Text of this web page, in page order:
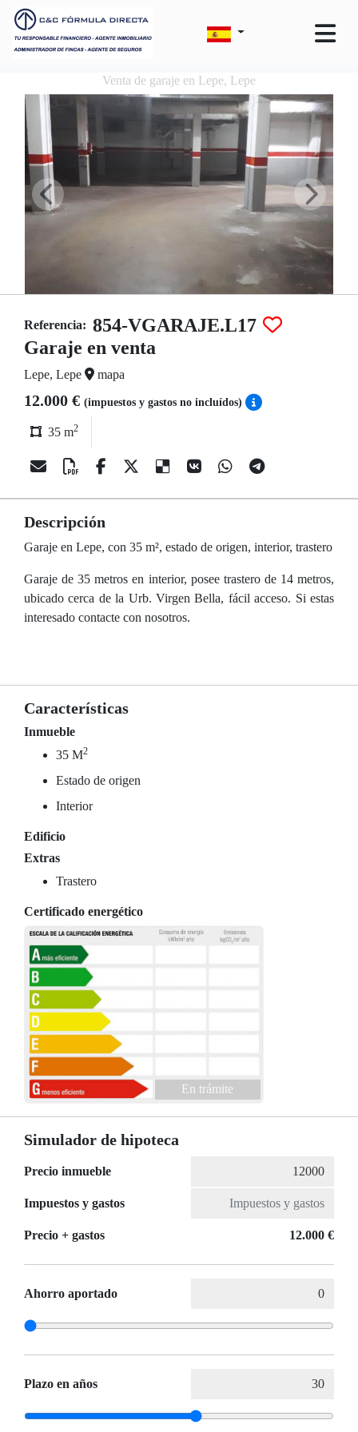
Venta de garaje en Lepe, Lepe
Referencia: 854-VGARAJE.L17
Garaje en venta
Lepe, Lepe mapa
12.000 € (impuestos y gastos no incluídos)
35 m2
Descripción
Garaje en Lepe, con 35 m², estado de origen, interior, trastero
Garaje de 35 metros en interior, posee trastero de 14 metros,
ubicado cerca de la Urb. Virgen Bella, fácil acceso. Si estas
interesado contacte con nosotros.
Características
Inmueble
35 M2
Estado de origen
Interior
Edificio
Extras
Trastero
Certificado energético
En trámite
Simulador de hipoteca
Precio inmueble
Impuestos y gastos
Precio + gastos 12.000 €
Ahorro aportado
Plazo en años